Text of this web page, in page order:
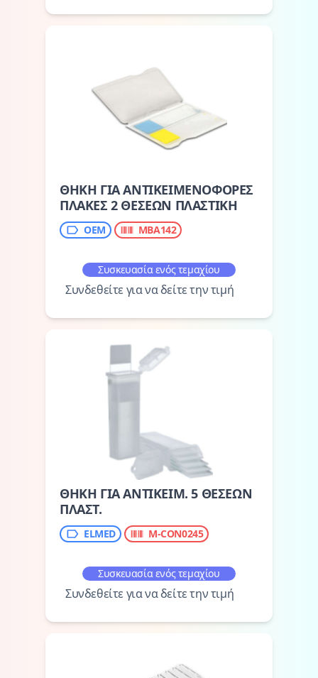
ΘΗΚΗ ΓΙΑ ΑΝΤΙΚΕΙΜΕΝΟΦΟΡΕΣ
ΠΛΑΚΕΣ 2 ΘΕΣΕΩΝ ΠΛΑΣΤΙΚΗ
OEM MBA142
Συσκευασία ενός τεμαχίου
Συνδεθείτε για να δείτε την τιμή
ΘΗΚΗ ΓΙΑ ΑΝΤΙΚΕΙΜ. 5 ΘΕΣΕΩΝ
ΠΛΑΣΤ.
ELMED M-CON0245
Συσκευασία ενός τεμαχίου
Συνδεθείτε για να δείτε την τιμή